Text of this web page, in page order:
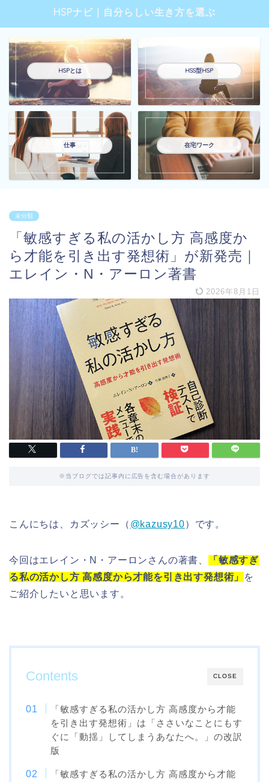
HSPナビ｜自分らしい生き方を選ぶ
HSPとは HSS型HSP
仕事 在宅ワーク
未分類
「敏感すぎる私の活かし方 高感度か
ら才能を引き出す発想術」が新発売｜
エレイン・N・アーロン著書
2026年8月1日
※当ブログでは記事内に広告を含む場合があります
こんにちは、カズッシー（ @kazusy10）です。
今回はエレイン・N・アーロンさんの著書、
「敏感すぎ
る私の活かし方 高感度から才能を引き出す発想術」
を
ご紹介したいと思います。
CLOSE
Contents
「敏感すぎる私の活かし方 高感度から才能
を引き出す発想術」は「ささいなことにもす
ぐに「動揺」してしまうあなたへ。」の改訳
版
「敏感すぎる私の活かし方 高感度から才能